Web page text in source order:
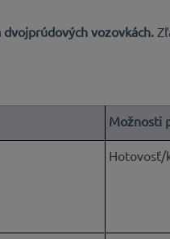
dvojprúdových vozovkách.
Možnosti
Hotovosť/